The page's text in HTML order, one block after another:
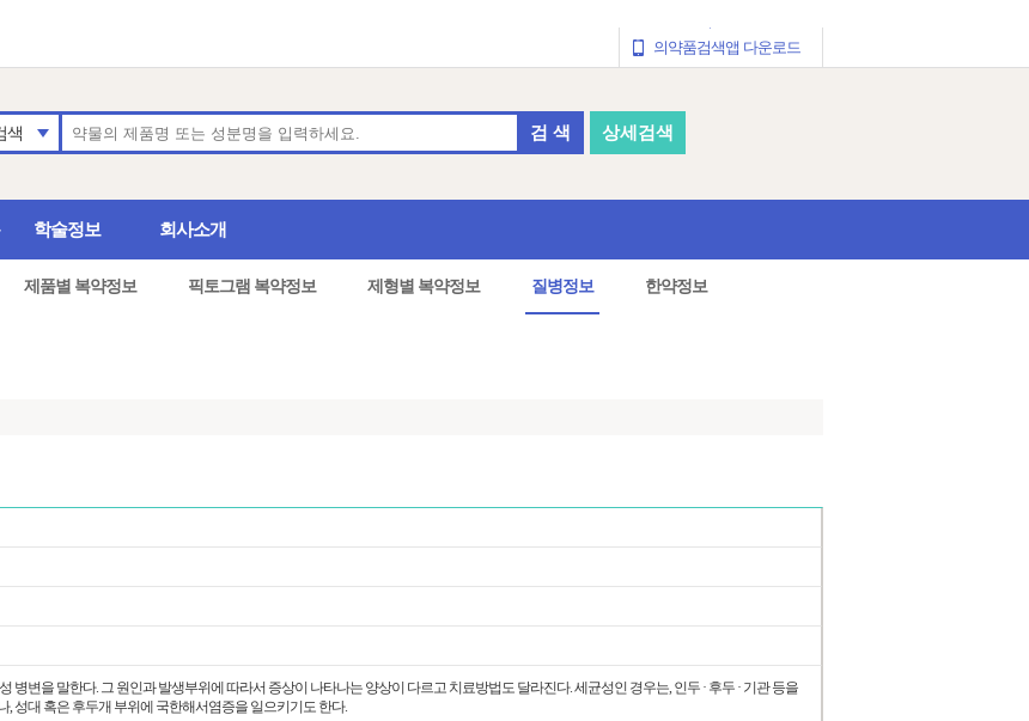
의약품검색앱 다운로드
색 검 색 상세검색
제품별 복약정보 픽토그램 복약정보 제형별 복약정보 질병정보 한약정보
학술정보 회사소개
병변을 말한다. 그 원인과 발생부위에 따라서 증상이 나타나는 양상이 다르고 치료방법도 달라진다. 세균성인 경우는, 인두 · 후두 · 기관 등을
, 성대 혹은 후두개 부위에 국한해서염증을 일으키기도 한다.